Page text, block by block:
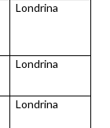
Londrina
Londrina
Londrina